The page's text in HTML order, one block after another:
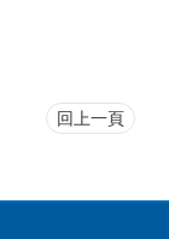
回上一頁